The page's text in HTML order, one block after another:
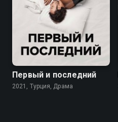
Первый и последний
2021, Турция, Драма